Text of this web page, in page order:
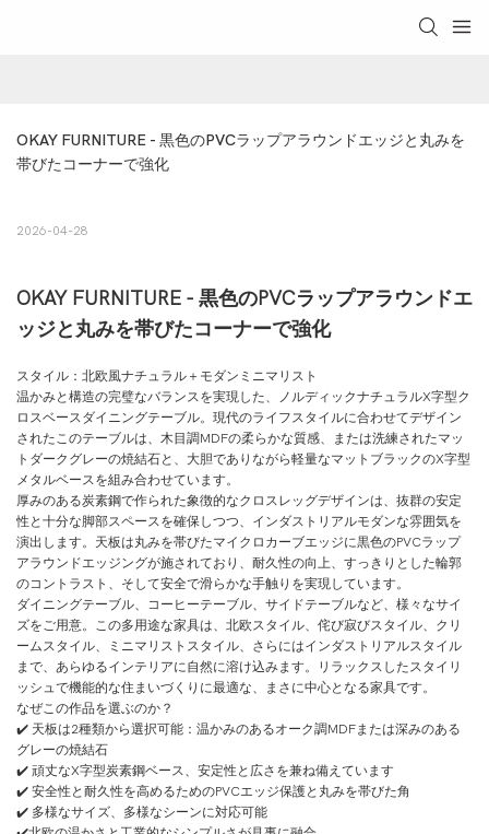
OKAY FURNITURE - 黒色のPVCラップアラウンドエッジと丸みを
帯びたコーナーで強化
2026-04-28
OKAY FURNITURE - 黒色のPVCラップアラウンドエ
ッジと丸みを帯びたコーナーで強化
スタイル：北欧風ナチュラル＋モダンミニマリスト
温かみと構造の完璧なバランスを実現した、ノルディックナチュラルX字型ク
ロスベースダイニングテーブル。現代のライフスタイルに合わせてデザイン
されたこのテーブルは、木目調MDFの柔らかな質感、または洗練されたマッ
トダークグレーの焼結石と、大胆でありながら軽量なマットブラックのX字型
メタルベースを組み合わせています。
厚みのある炭素鋼で作られた象徴的なクロスレッグデザインは、抜群の安定
性と十分な脚部スペースを確保しつつ、インダストリアルモダンな雰囲気を
演出します。天板は丸みを帯びたマイクロカーブエッジに黒色のPVCラップ
アラウンドエッジングが施されており、耐久性の向上、すっきりとした輪郭
のコントラスト、そして安全で滑らかな手触りを実現しています。
ダイニングテーブル、コーヒーテーブル、サイドテーブルなど、様々なサイ
ズをご用意。この多用途な家具は、北欧スタイル、侘び寂びスタイル、クリ
ームスタイル、ミニマリストスタイル、さらにはインダストリアルスタイル
まで、あらゆるインテリアに自然に溶け込みます。リラックスしたスタイリ
ッシュで機能的な住まいづくりに最適な、まさに中心となる家具です。
なぜこの作品を選ぶのか？
✔️ 天板は2種類から選択可能：温かみのあるオーク調MDFまたは深みのある
グレーの焼結石
✔️ 頑丈なX字型炭素鋼ベース、安定性と広さを兼ね備えています
✔️ 安全性と耐久性を高めるためのPVCエッジ保護と丸みを帯びた角
✔️ 多様なサイズ、多様なシーンに対応可能